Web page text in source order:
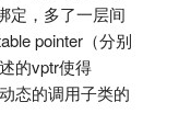
定，多了一层间
pointer（分别
的vptr使得
态的调用子类的